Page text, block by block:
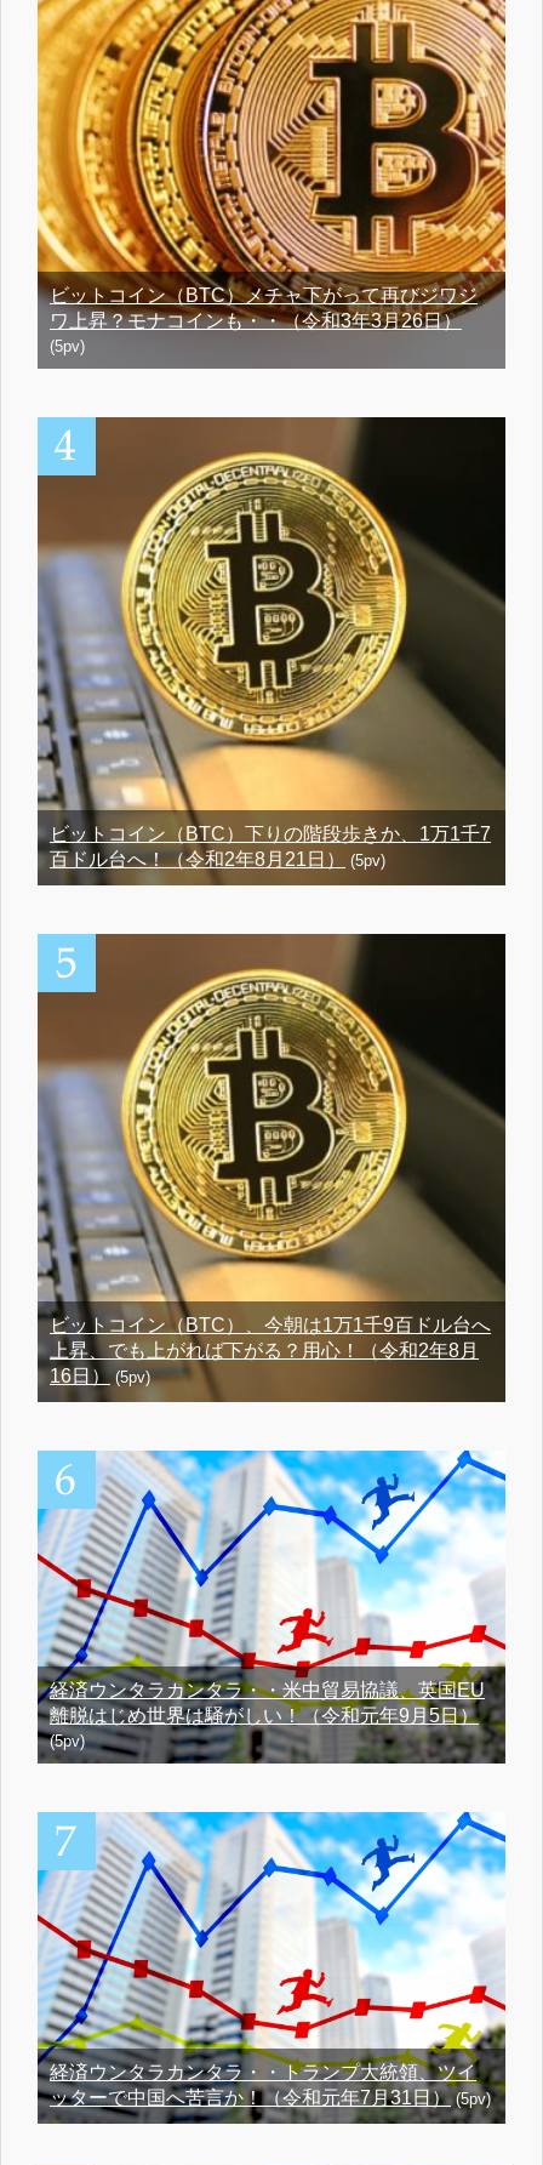
ビットコイン（BTC）メチャ下がって再びジワジ
ワ上昇？モナコインも・・（令和3年3月26日）
(5pv)
ビットコイン（BTC）下りの階段歩きか、1万1千7
百ドル台へ！（令和2年8月21日）
(5pv)
ビットコイン（BTC）、今朝は1万1千9百ドル台へ
上昇、でも上がれば下がる？用心！（令和2年8月
16日）(5pv)
経済ウンタラカンタラ・・米中貿易協議、英国EU
離脱はじめ世界は騒がしい！（令和元年9月5日）
(5pv)
経済ウンタラカンタラ・・トランプ大統領、ツイ
ッターで中国へ苦言か！（令和元年7月31日） (5pv)